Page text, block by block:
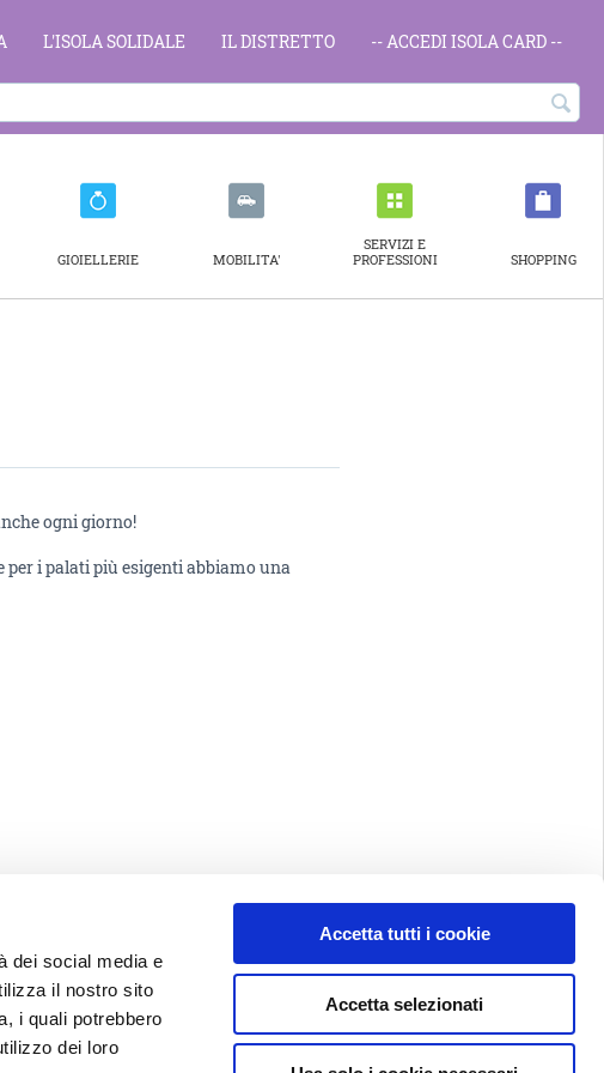
dei social media e
il nostro sito
i quali potrebbero
dei loro
Accetta tutti i cookie
Accetta selezionati
L'ISOLA SOLIDALE IL DISTRETTO -- ACCEDI ISOLA CARD --
GIOIELLERIE MOBILITA'
SERVIZI E
PROFESSIONI
SHOPPING
ogni giorno!
per i palati più esigenti abbiamo una